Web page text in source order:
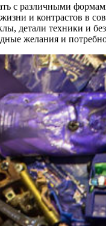
с различными
и контрастов в
детали техники и
желания и